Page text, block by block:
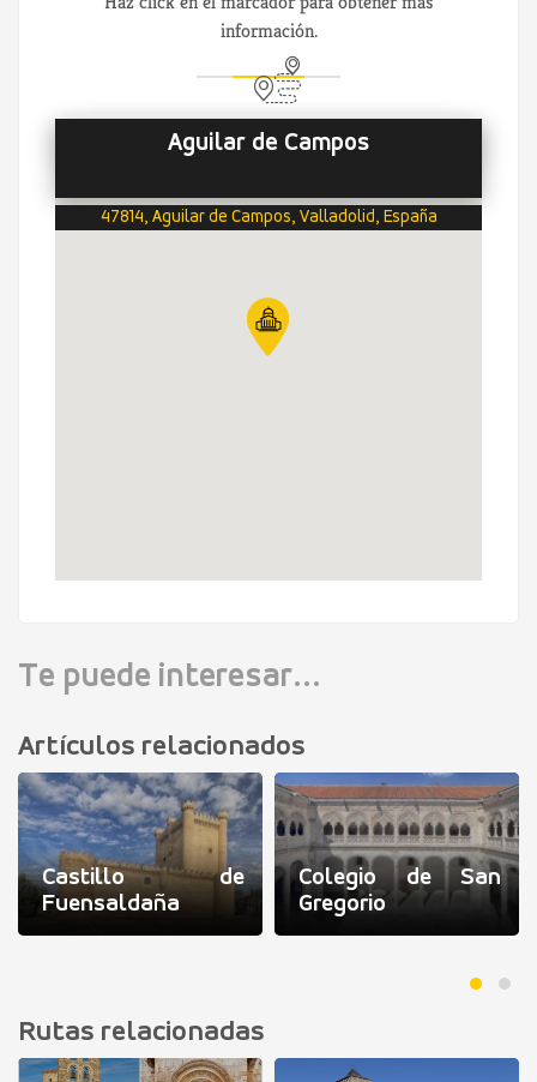
información.
Aguilar de Campos
47814, Aguilar de Campos, Valladolid, España
Te puede interesar...
Artículos relacionados
Castillo de
Fuensaldaña
Colegio de San
Gregorio
Rutas relacionadas